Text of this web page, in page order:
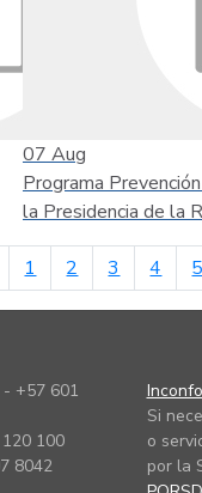
07 Aug
Programa
la Presidencia de la
anterior
1 2 3 4 5
+57 601
100
8042
Si
o
por la